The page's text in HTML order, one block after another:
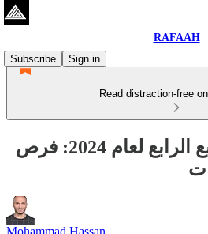
RAFAAH
Subscribe
Sign in
Read distraction-free
أداء جوجل في الربع الرابع لعام 2024: فرص
Mohammad Hassan